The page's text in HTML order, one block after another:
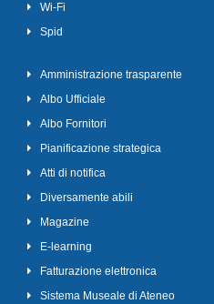
Wi-Fi
Spid
Amministrazione trasparente
Albo Ufficiale
Albo Fornitori
Pianificazione strategica
Atti di notifica
Diversamente abili
Magazine
E-learning
Fatturazione elettronica
Sistema Museale di Ateneo